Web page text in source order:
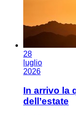
28
luglio
2026
In arrivo la
dell’estate